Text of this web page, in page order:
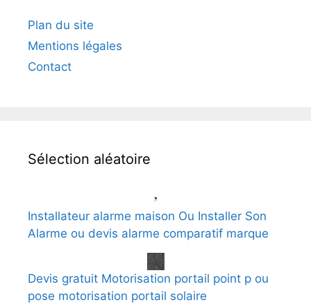
Plan du site
Mentions légales
Contact
Sélection aléatoire
Installateur alarme maison Ou Installer Son
Alarme ou devis alarme comparatif marque
Devis gratuit Motorisation portail point p ou
pose motorisation portail solaire